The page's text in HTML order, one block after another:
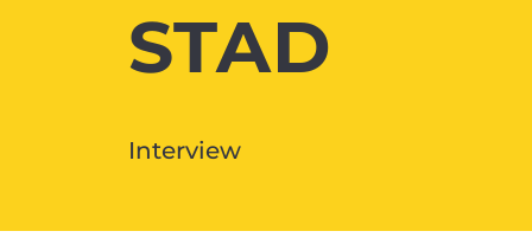
STAD
Interview